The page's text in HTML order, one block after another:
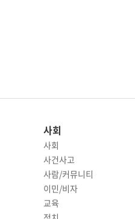
사회
사회
사건사고
사람/커뮤니티
이민/비자
교육